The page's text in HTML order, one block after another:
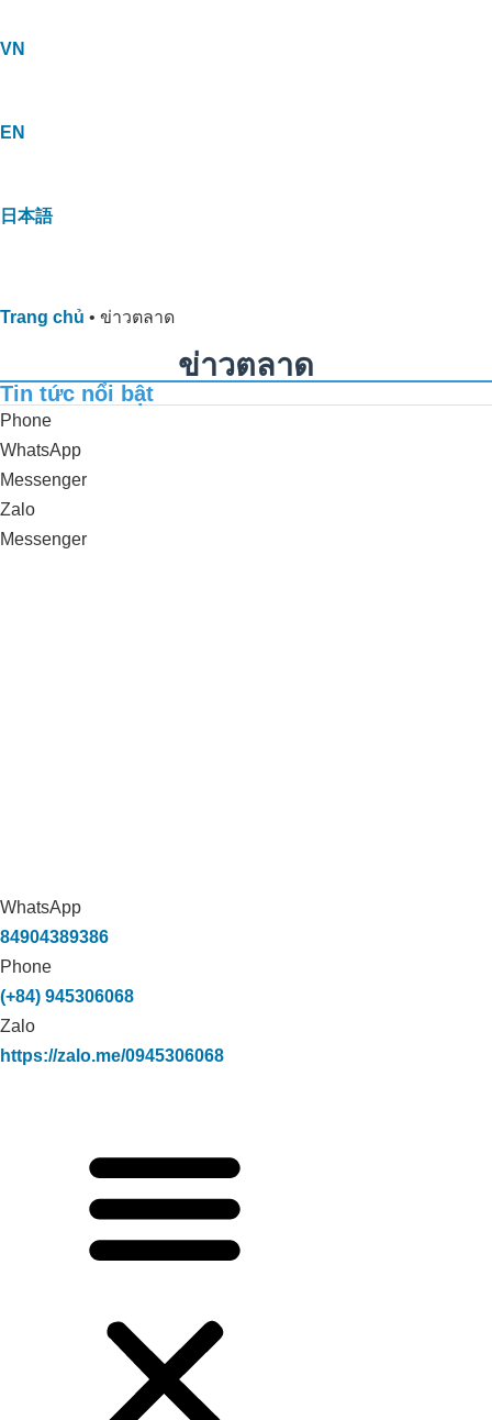
VN
EN
日本語
Trang chủ • ข่าวตลาด
ข่าวตลาด
Tin tức nổi bật
Phone
WhatsApp
Messenger
Zalo
Messenger
WhatsApp
84904389386
Phone
(+84) 945306068
Zalo
https://zalo.me/0945306068